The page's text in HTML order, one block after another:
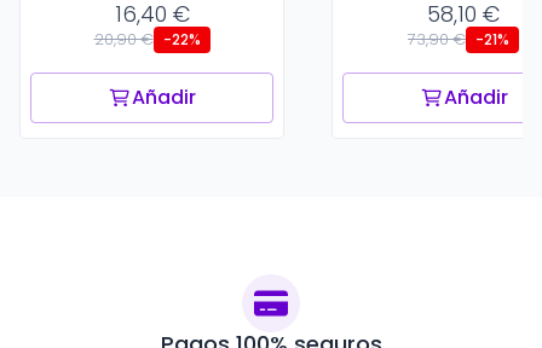
16,40 €
20,90 € -22%
Añadir
58,10 €
73,90 € -21%
Añadir